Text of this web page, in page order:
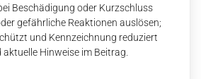
Beschädigung oder Kurzschluss
gefährliche Reaktionen auslösen;
und Kennzeichnung reduziert
Hinweise im Beitrag.